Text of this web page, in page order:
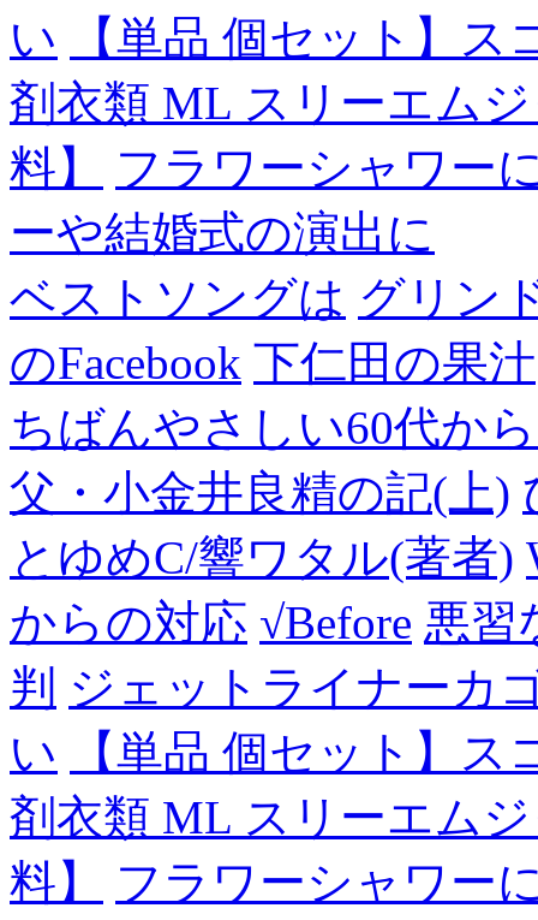
い
【単品 個セット】
剤衣類 ML スリーエム
料】
フラワーシャワー
ーや結婚式の演出に
ベストソングは グリン
のFacebook 下仁田の果汁
ちばんやさしい60代から
父・小金井良精の記(上)
とゆめC/響ワタル(著者)
からの対応 √Before 悪習
判 ジェットライナーカ
い
【単品 個セット】
剤衣類 ML スリーエム
料】
フラワーシャワー